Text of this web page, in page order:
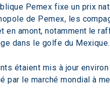
Pemex fixe un prix
de Pemex, les
amont, notamment le
dans le golfe du Mexique.
étaient mis à jour
par le marché mondial à